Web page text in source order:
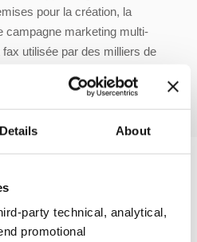
Details About
party technical, analytical,
promotional
pour la création, la
campagne marketing multi-
utilisée par des milliers de